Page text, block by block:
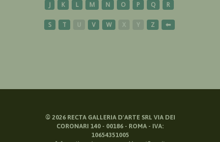
J K L M N O P Q R
S T U V W X Y Z ⬅
© 2026RECTA GALLERIA D'ARTE SRL VIA DEI
CORONARI 140 - 00186 - ROMA - IVA:
10654351005